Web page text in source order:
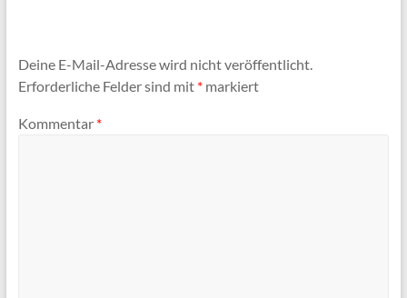
Deine E-Mail-Adresse wird nicht veröffentlicht.
Erforderliche Felder sind mit *markiert
Kommentar *